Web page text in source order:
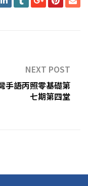
NEXT POST
手語丙照零基礎第
七期第四堂